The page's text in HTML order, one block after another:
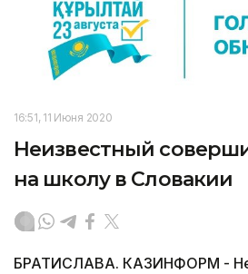
16:51, 11 Июня 2020
Неизвестный
на школу в Словакии
БРАТИСЛАВА. КАЗИНФОРМ -